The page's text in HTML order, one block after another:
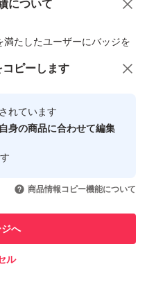
について
たしたユーザーにバッジを
・安全なユーザーです
を完了させた実績があります
の取引実績があります
商品への質問
コピーします
されています
身の商品に合わせて編集
商品情報コピー機能について
へ
ル